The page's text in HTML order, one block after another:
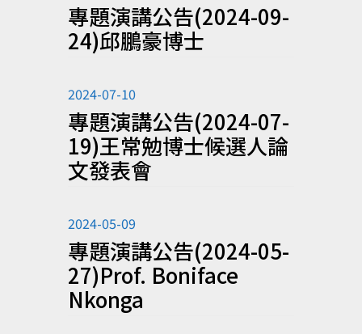
專題演講公告(2024-09-
24)邱鵬豪博士
2024-07-10
專題演講公告(2024-07-
19)王常勉博士候選人論
文發表會
2024-05-09
專題演講公告(2024-05-
27)Prof. Boniface
Nkonga